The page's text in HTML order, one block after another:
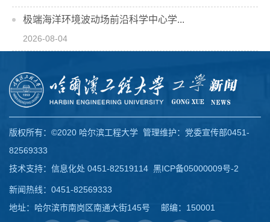
极端海洋环境波动场前沿科学中心学...
2026-08-04
版权所有：©2020 哈尔滨工程大学 管理维护：党委宣传部0451-
82569333
技术支持：信息化处 0451-82519114 黑ICP备05000009号-2
新闻热线：0451-82569333
地址：哈尔滨市南岗区南通大街145号 邮编：150001